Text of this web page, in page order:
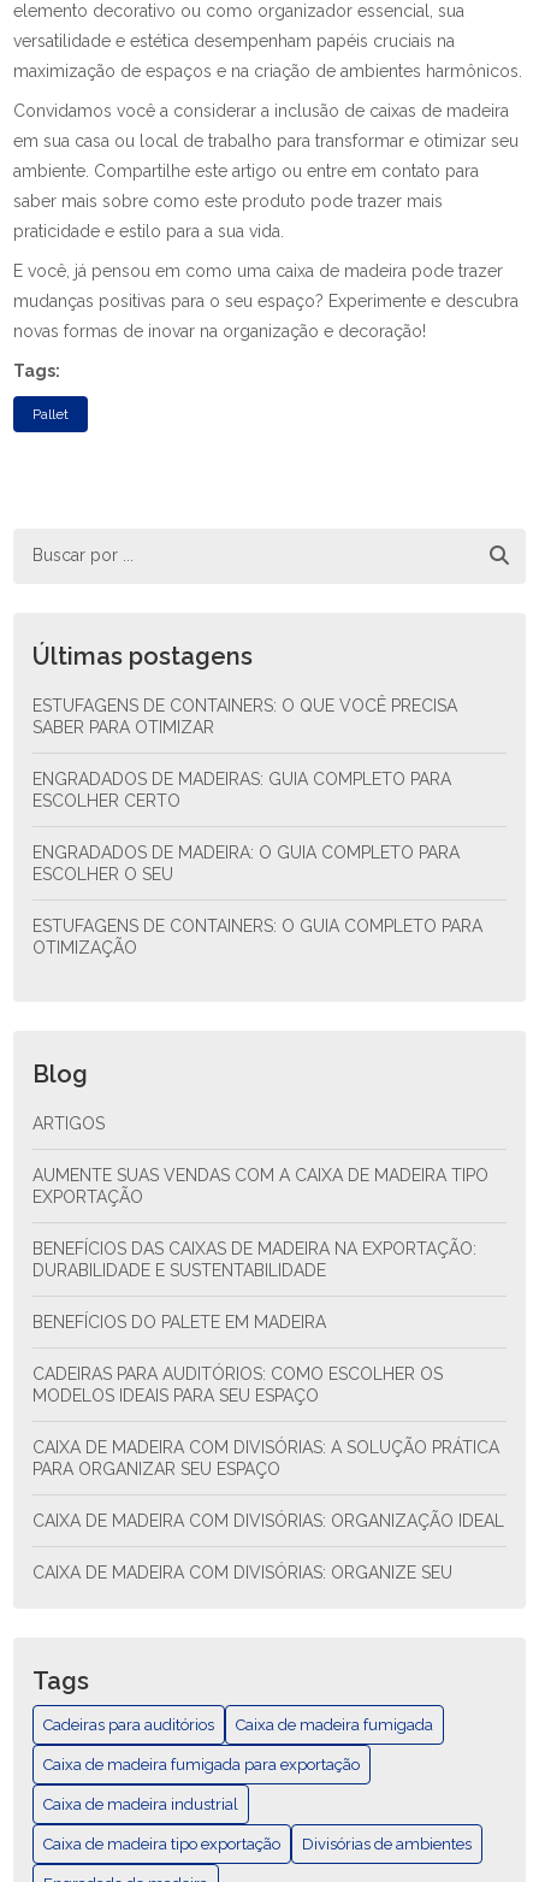
elemento decorativo ou como organizador essencial, sua
versatilidade e estética desempenham papéis cruciais na
maximização de espaços e na criação de ambientes harmônicos.
Convidamos você a considerar a inclusão de caixas de madeira
em sua casa ou local de trabalho para transformar e otimizar seu
ambiente. Compartilhe este artigo ou entre em contato para
saber mais sobre como este produto pode trazer mais
praticidade e estilo para a sua vida.
E você, já pensou em como uma caixa de madeira pode trazer
mudanças positivas para o seu espaço? Experimente e descubra
novas formas de inovar na organização e decoração!
Tags:
Pallet
Últimas postagens
ESTUFAGENS DE CONTAINERS: O QUE VOCÊ PRECISA
SABER PARA OTIMIZAR
ENGRADADOS DE MADEIRAS: GUIA COMPLETO PARA
ESCOLHER CERTO
ENGRADADOS DE MADEIRA: O GUIA COMPLETO PARA
ESCOLHER O SEU
ESTUFAGENS DE CONTAINERS: O GUIA COMPLETO PARA
OTIMIZAÇÃO
Blog
ARTIGOS
AUMENTE SUAS VENDAS COM A CAIXA DE MADEIRA TIPO
EXPORTAÇÃO
BENEFÍCIOS DAS CAIXAS DE MADEIRA NA EXPORTAÇÃO:
DURABILIDADE E SUSTENTABILIDADE
BENEFÍCIOS DO PALETE EM MADEIRA
CADEIRAS PARA AUDITÓRIOS: COMO ESCOLHER OS
MODELOS IDEAIS PARA SEU ESPAÇO
CAIXA DE MADEIRA COM DIVISÓRIAS: A SOLUÇÃO PRÁTICA
PARA ORGANIZAR SEU ESPAÇO
CAIXA DE MADEIRA COM DIVISÓRIAS: ORGANIZAÇÃO IDEAL
CAIXA DE MADEIRA COM DIVISÓRIAS: ORGANIZE SEU
PARA ORGANIZAR SEU ESPAÇO
CAIXA DE MADEIRA EXPORTAÇÃO: COMO ESCOLHER E AS
MELHORES PRÁTICAS
CAIXA DE MADEIRA EXPORTAÇÃO: GUÍA COMPLETA
CAIXA DE MADEIRA FUMIGADA PARA EXPORTAÇÃO
Tags
Cadeiras para auditórios Caixa de madeira fumigada
Caixa de madeira fumigada para exportação
Caixa de madeira industrial
Caixa de madeira tipo exportação Divisórias de ambientes